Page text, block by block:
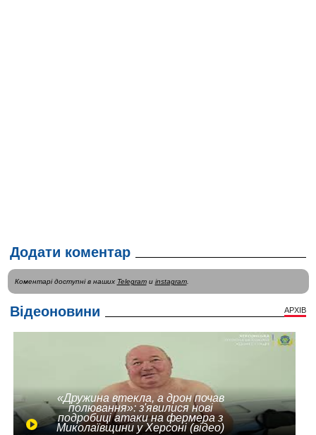
Додати коментар
Коментарі доступні в наших Telegramи instagram.
Відеоновини АРХІВ
«Дружина втекла, а дрон почав
полювання»: з'явилися нові
подробиці атаки на фермера з
Миколаївщини у Херсоні (відео)